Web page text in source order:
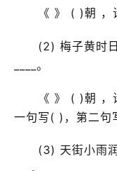
《 》 ( )朝 ，诗
(2) 梅子黄时日日
____。
《 》 ( )朝 ，诗
一句写( )，第二句
(3) 天街小雨润如